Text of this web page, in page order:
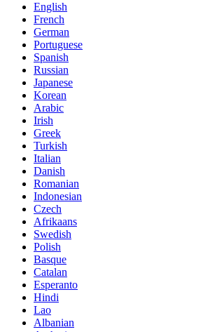
English
French
German
Portuguese
Spanish
Russian
Japanese
Korean
Arabic
Irish
Greek
Turkish
Italian
Danish
Romanian
Indonesian
Czech
Afrikaans
Swedish
Polish
Basque
Catalan
Esperanto
Hindi
Lao
Albanian